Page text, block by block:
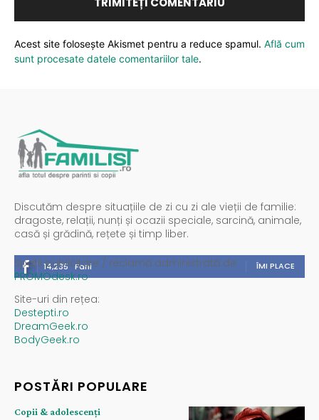
Acest site folosește Akismet pentru a reduce spamul. Află cum
sunt procesate datele comentariilor tale.
Discutăm despre situațiile de zi cu zi ale vieții de familie:
dragoste, relații, nunți și ocazii speciale, sarcină, animale,
casă și grădină, rețete și timp liber.
14,235 Fani ÎMI PLACE
Spații publicitare / reclamă administrată de
PROMOdesk.ro
Site-uri din rețea:
Destepti.ro
DreamGeek.ro
BodyGeek.ro
POSTĂRI POPULARE
Copii & adolescenți